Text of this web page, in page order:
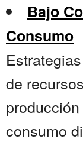
Bajo
Consumo
de
consumo